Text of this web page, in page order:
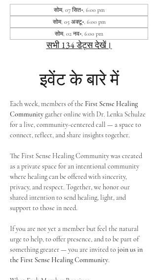
सोम, 07 सित॰, 6:00 pm
सोम, 05 अक्टू॰, 6:00 pm
सोम, 02 नव॰, 6:00 pm
सभी 134 डेट्स देखें।
इवेंट के बारे में
Each week, members of the First Sense Healing
Community gather online with Dr. Lenka Schulze
for a live, community-centered call — a space to
connect, reflect, and share insights together.
The First Sense Healing Community was created
as a private space for an intentional community
where healing can be offered with sincerity,
privacy, and respect. Together, we honor our
shared intention to send healing, light, and
support to those in need.
If you are not yet a member but feel the natural
urge to help, to offer presence, and to be part of
something greater — you are invited to join us in
the First Sense Healing Community.